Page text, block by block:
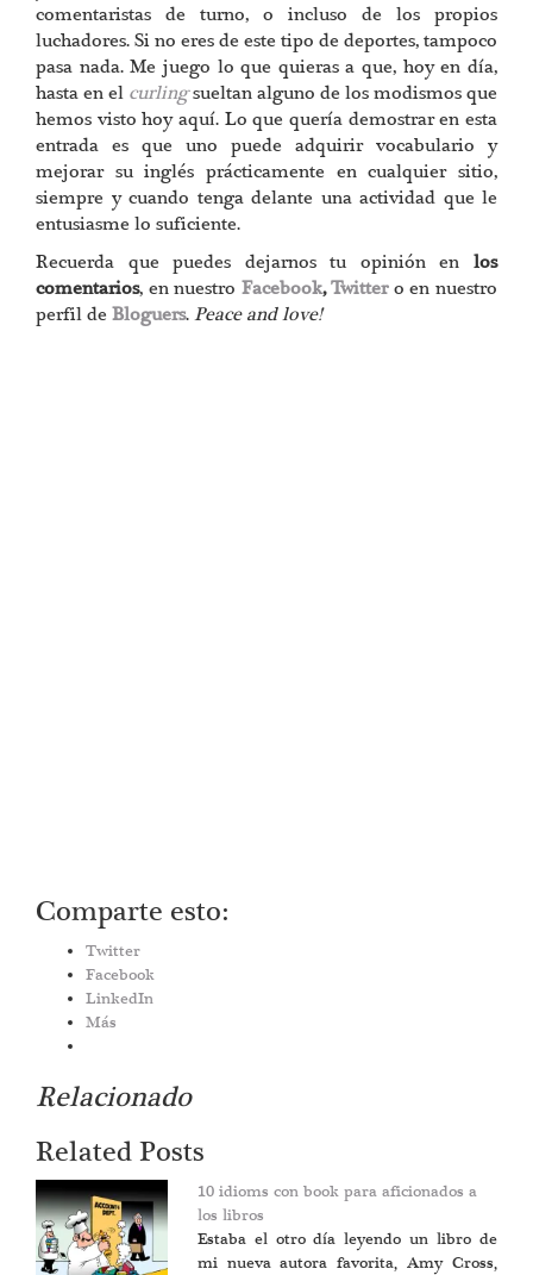
comentaristas de turno, o incluso de los propios
luchadores. Si no eres de este tipo de deportes, tampoco
pasa nada. Me juego lo que quieras a que, hoy en día,
hasta en el curlingsueltan alguno de los modismos que
hemos visto hoy aquí. Lo que quería demostrar en esta
entrada es que uno puede adquirir vocabulario y
mejorar su inglés prácticamente en cualquier sitio,
siempre y cuando tenga delante una actividad que le
entusiasme lo suficiente.
Recuerda que puedes dejarnos tu opinión en los
comentarios, en nuestro Facebook,Twitter o en nuestro
perfil de Bloguers.Peace and love!
Comparte esto:
Twitter
Facebook
LinkedIn
Más
Relacionado
Related Posts
10 idioms con book para aficionados a
los libros
Estaba el otro día leyendo un libro de
mi nueva autora favorita, Amy Cross,